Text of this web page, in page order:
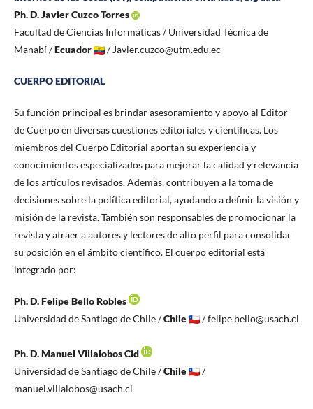
Ph. D. Javier Cuzco Torres
Facultad de Ciencias Informáticas / Universidad Técnica de
Manabí /Ecuador / Javier.cuzco@utm.edu.ec
CUERPO EDITORIAL
Su función principal es brindar asesoramiento y apoyo al Editor
de Cuerpo en diversas cuestiones editoriales y científicas. Los
miembros del Cuerpo Editorial aportan su experiencia y
conocimientos especializados para mejorar la calidad y relevancia
de los artículos revisados. Además, contribuyen a la toma de
decisiones sobre la política editorial, ayudando a definir la visión y
misión de la revista. También son responsables de promocionar la
revista y atraer a autores y lectores de alto perfil para consolidar
su posición en el ámbito científico. El cuerpo editorial está
integrado por:
Ph. D. Felipe Bello Robles
Universidad de Santiago de Chile /Chile / felipe.bello@usach.cl
Ph. D. Manuel Villalobos Cid
Universidad de Santiago de Chile /Chile
/
manuel.villalobos@usach.cl